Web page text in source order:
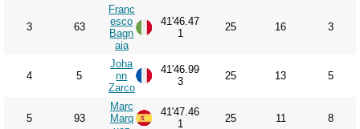
3 63
Franc
esco
Bagn
aia
41'46.47
1
25 16 3
4 5
Joha
nn
Zarco
41'46.99
3
25 13 5
5 93
Marc
Marq
41'47.46
1
25 11 8